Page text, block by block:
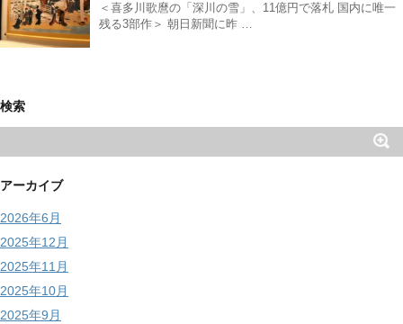
＜喜多川歌麿の「深川の雪」、11億円で落札 国内に唯一
残る3部作＞ 朝日新聞に昨 …
検索
アーカイブ
2026年6月
2025年12月
2025年11月
2025年10月
2025年9月